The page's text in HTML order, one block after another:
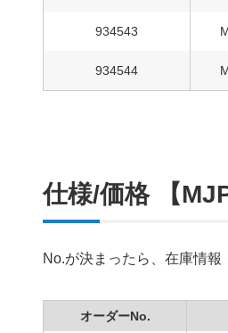
934543
934544
仕様/価格 【
No.が決まったら、在庫情報
オーダーNo.